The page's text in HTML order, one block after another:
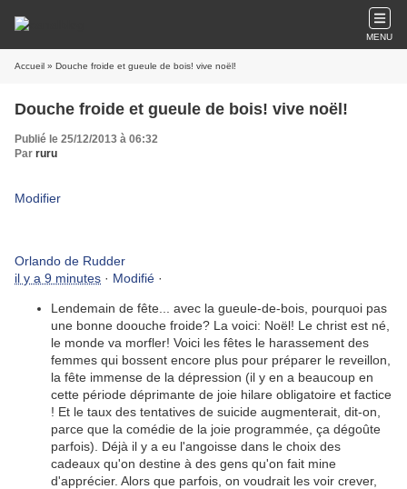
MENU
Accueil » Douche froide et gueule de bois! vive noël!
Douche froide et gueule de bois! vive noël!
Publié le 25/12/2013 à 06:32
Par ruru
Modifier
Orlando de Rudder
il y a 9 minutes · Modifié ·
Lendemain de fête... avec la gueule-de-bois, pourquoi pas
une bonne doouche froide? La voici: Noël! Le christ est né,
le monde va morfler! Voici les fêtes le harassement des
femmes qui bossent encore plus pour préparer le reveillon,
la fête immense de la dépression (il y en a beaucoup en
cette période déprimante de joie hilare obligatoire et factice
! Et le taux des tentatives de suicide augmenterait, dit-on,
parce que la comédie de la joie programmée, ça dégoûte
parfois). Déjà il y a eu l'angoisse dans le choix des
cadeaux qu'on destine à des gens qu'on fait mine
d'apprécier. Alors que parfois, on voudrait les voir crever,